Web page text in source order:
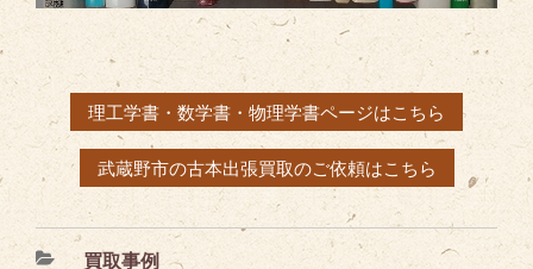
理工学書・数学書・物理学書ページはこちら
武蔵野市の古本出張買取のご依頼はこちら
カ
買取事例